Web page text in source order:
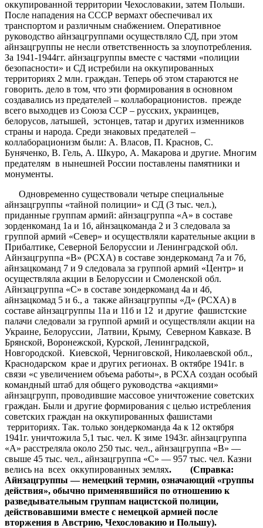
оккупированной территории Чехословакии, затем Польши.
После нападения на СССР вермахт обеспечивал их
транспортом и различным снабжением. Оперативное
руководство айнзацгруппами осуществляло СД, при этом
айнзацгруппы не несли ответственность за злоупотребления.
За 1941-1944гг. айнзацгруппы вместе с частями «полиции
безопасности» и СД истребили на оккупированных
территориях 2 млн. граждан. Теперь об этом стараются не
говорить. дело в том, что эти формирования в основном
создавались из предателей – коллаборационистов. прежде
всего выходцев из Союза ССР – русских, украинцев,
белорусов, латышей, эстонцев, татар и других изменников
страны и народа. Среди знаковых предателей –
коллаборационизм были: А. Власов, П. Краснов, С.
Буняченко, В. Гель, А. Шкуро, А. Макарова и другие. Многим
предателям в нынешней России поставлены памятники и
монументы.
Одновременно существовали четыре специальные
айнзацгруппы «тайной полиции» и СД (3 тыс. чел.),
приданные группам армий: айнзацгруппа «А» в составе
зорденкоманд 1а и 1б, айнзацкоманда 2 и 3 следовала за
группой армий «Север» и осуществляли карательные акции в
Прибалтике, Северной Белоруссии и Ленинградской обл.
Айнзацгруппа «В» (РСХА) в составе зондеркоманд 7а и 7б,
айнзацкоманд 7 и 9 следовала за группой армий «Центр» и
осуществляла акции в Белоруссии и Смоленской обл.
Айнзацгруппа «С» в составе зондеркоманд 4а и 4б,
айнзацкомад 5 и 6., а также айнзацгруппы «Д» (РСХА) в
составе айнзацгруппы 11а и 11б и 12 и другие фашистские
палачи следовали за группой армий и осуществляли акции на
Украине, Белоруссии, Латвии, Крыму, Северном Кавказе. В
Брянской, Воронежской, Курской, Ленинградской,
Новгородской. Киевской, Черниговской, Николаевской обл.,
Краснодарском крае и других регионах. В октябре 1941г. в
связи «с увеличением объема работы», в РСХА создан особый
командный штаб для общего руководства «акциями»
айнзацгрупп, проводившие массовое уничтожение советских
граждан. Были и другие формирования с целью истребления
советских граждан на оккупированных фашистами
территориях. Так. только зондеркоманда 4а к 12 октября
1941г. уничтожила 5,1 тыс. чел. К зиме 1943г. айнзацгруппа
«А» расстреляла около 250 тыс. чел., айнзацгруппа «В» —
свыше 45 тыс. чел., айнзацгруппа «С» — 957 тыс. чел. Казни
велись на всех оккупированных землях. (Справка:
Айнзацгруппы — немецкий термин, означающий «группы
действия», обычно применявшийся по отношению к
разведывательным группам нацистской полиции,
действовавшими вместе с немецкой армией после
вторжения в Австрию, Чехословакию и Польшу).